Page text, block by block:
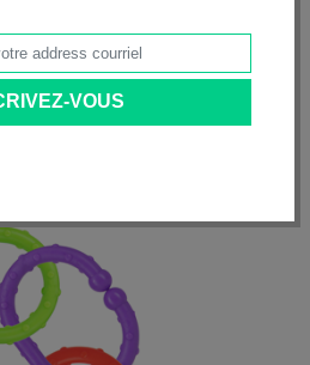
de 75$*
•Accessoires• Maillons de jeu